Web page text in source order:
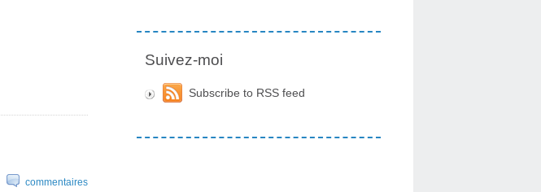
commentaires
Suivez-moi
Subscribe to RSS feed